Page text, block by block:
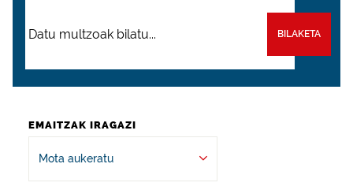
BILAKETA
EMAITZAK IRAGAZI
Mota aukeratu